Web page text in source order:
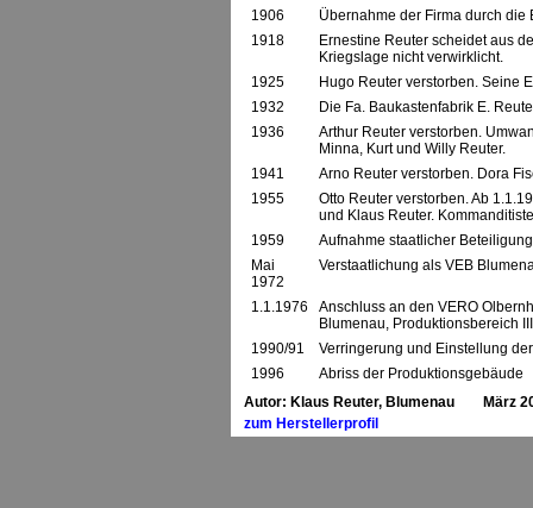
1906
Übernahme der Firma durch die
1918
Ernestine Reuter scheidet aus
Kriegslage nicht verwirklicht.
1925
Hugo Reuter verstorben. Seine
1932
Die Fa. Baukastenfabrik E.
1936
Arthur Reuter verstorben.
Minna, Kurt und Willy Reuter.
1941
Arno Reuter verstorben. Dora
1955
Otto Reuter verstorben. Ab
und Klaus Reuter.
1959
Aufnahme staatlicher
Mai
1972
Verstaatlichung als VEB
1.1.1976
Anschluss an den VERO
Blumenau, Produktionsbereich III
1990/91
Verringerung und Einstellung
1996
Abriss der Produktionsgebäude
Autor: Klaus Reuter, Blumenau März
zum Herstellerprofil